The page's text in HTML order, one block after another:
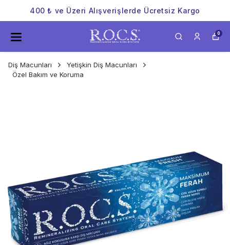
400 ₺ ve Üzeri Alışverişlerde Ücretsiz Kargo
0
Diş Macunları
Yetişkin Diş Macunları
Özel Bakım ve Koruma